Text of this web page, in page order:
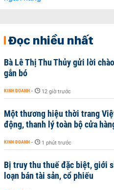
Đọc nhiều nhất
Bà Lê Thị Thu Thủy gửi lời
gắn bó
KINH DOANH - 12 giờ trước
Một thương hiệu thời trang
động, thanh lý toàn bộ cửa
KINH DOANH - 1 phút trước
Bị truy thu thuế đặc biệt, giới
loạn bán tài sản, cổ phiếu